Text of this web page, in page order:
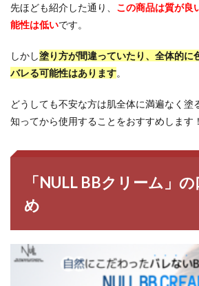
先ほども紹介した通り、 この商品は質が良
能性は低いです。
しかし塗り方が間違っていたり、全体的に
バレる可能性はあります。
どうしても不安な方は肌全体に満遍なく塗
知ってから使用することをおすすめします！
「NULL BBクリーム」
め